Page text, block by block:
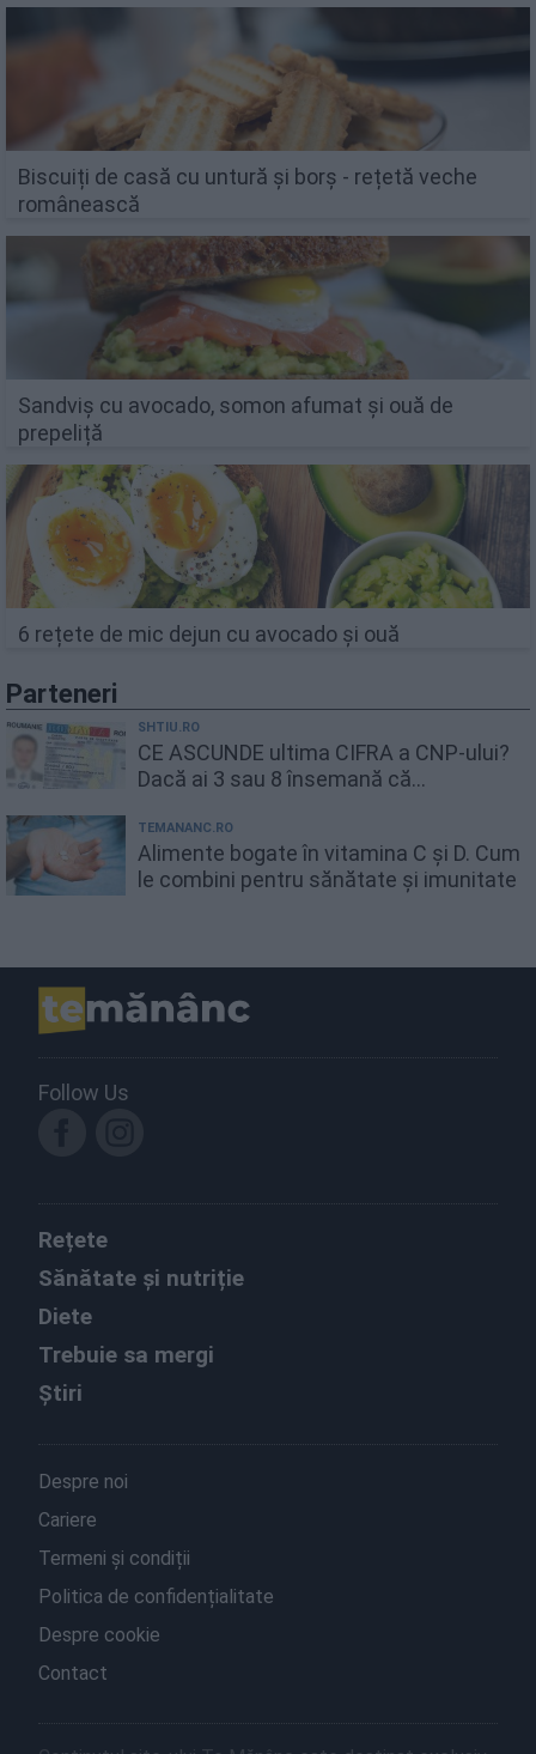
Biscuiți de casă cu untură și borș - rețetă veche
românească
Sandviș cu avocado, somon afumat și ouă de
prepeliță
6 rețete de mic dejun cu avocado și ouă
Parteneri
SHTIU.RO
CE ASCUNDE ultima CIFRA a CNP-ului?
Dacă ai 3 sau 8 însemană că...
TEMANANC.RO
Alimente bogate în vitamina C și D. Cum
le combini pentru sănătate și imunitate
Follow Us
Rețete
Sănătate și nutriție
Diete
Trebuie sa mergi
Știri
Despre noi
Cariere
Termeni și condiții
Politica de confidențialitate
Despre cookie
Contact